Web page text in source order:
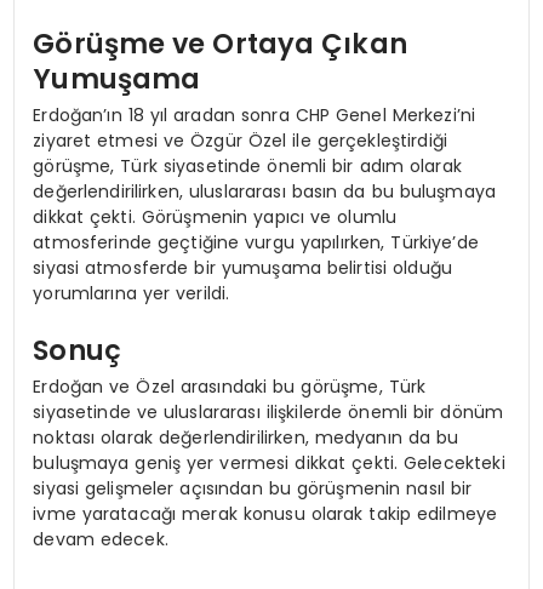
Görüşme ve Ortaya Çıkan
Yumuşama
Erdoğan’ın 18 yıl aradan sonra CHP Genel Merkezi’ni
ziyaret etmesi ve Özgür Özel ile gerçekleştirdiği
görüşme, Türk siyasetinde önemli bir adım olarak
değerlendirilirken, uluslararası basın da bu buluşmaya
dikkat çekti. Görüşmenin yapıcı ve olumlu
atmosferinde geçtiğine vurgu yapılırken, Türkiye’de
siyasi atmosferde bir yumuşama belirtisi olduğu
yorumlarına yer verildi.
Sonuç
Erdoğan ve Özel arasındaki bu görüşme, Türk
siyasetinde ve uluslararası ilişkilerde önemli bir dönüm
noktası olarak değerlendirilirken, medyanın da bu
buluşmaya geniş yer vermesi dikkat çekti. Gelecekteki
siyasi gelişmeler açısından bu görüşmenin nasıl bir
ivme yaratacağı merak konusu olarak takip edilmeye
devam edecek.